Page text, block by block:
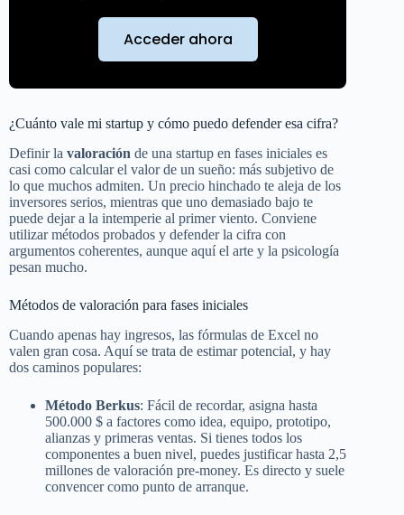
Acceder ahora
¿Cuánto vale mi startup y cómo puedo defender esa cifra?
Definir la valoración de una startup en fases iniciales es
casi como calcular el valor de un sueño: más subjetivo de
lo que muchos admiten. Un precio hinchado te aleja de los
inversores serios, mientras que uno demasiado bajo te
puede dejar a la intemperie al primer viento. Conviene
utilizar métodos probados y defender la cifra con
argumentos coherentes, aunque aquí el arte y la psicología
pesan mucho.
Métodos de valoración para fases iniciales
Cuando apenas hay ingresos, las fórmulas de Excel no
valen gran cosa. Aquí se trata de estimar potencial, y hay
dos caminos populares:
Método Berkus: Fácil de recordar, asigna hasta
500.000 $ a factores como idea, equipo, prototipo,
alianzas y primeras ventas. Si tienes todos los
componentes a buen nivel, puedes justificar hasta 2,5
millones de valoración pre-money. Es directo y suele
convencer como punto de arranque.